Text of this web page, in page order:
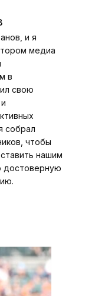
и я
медиа
в
свою
собрал
чтобы
нашим
достоверную